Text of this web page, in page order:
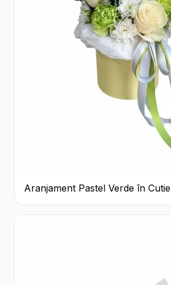
Aranjament Pastel Verde în Cutie
Galben Pal